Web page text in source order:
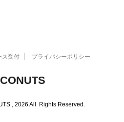
ス受付 プライバシーポリシー
, 2026 All Rights Reserved.